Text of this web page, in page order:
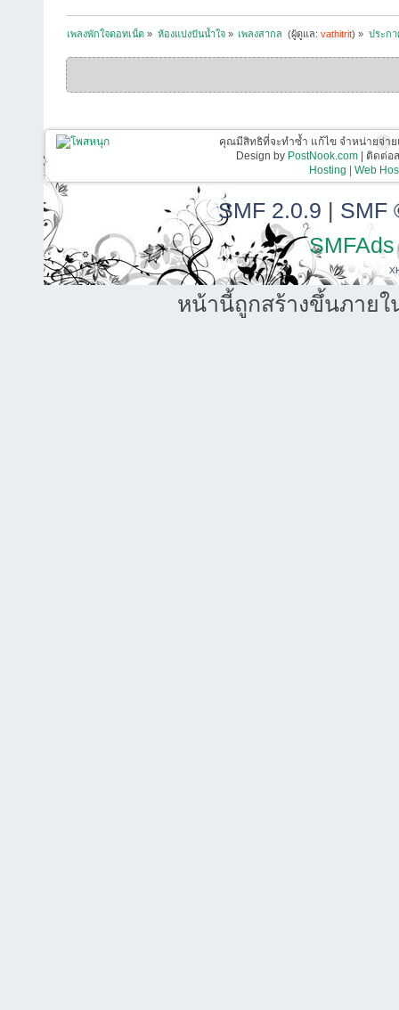
เพลงพักใจดอทเน็ต » ห้องแบ่งปันน้ำใจ» เพลงสากล (ผู้ดูแล:vathitrit) » ประก
คุณมีสิทธิที่จะทำซ้ำ แก้ไข จำหน่ายจ่า
Design by PostNook.com| ติดต่อส
Hosting | Web
SMF 2.0.9 | SMF
SMFAds
หน้านี้ถูกสร้างขึ้นภายใ